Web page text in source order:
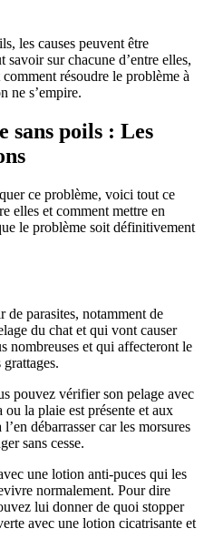
les causes peuvent être
sur chacune d’entre elles,
résoudre le problème à
ne s’empire.
sans poils : Les
ce problème, voici tout ce
elles et comment mettre en
le problème soit définitivement
de parasites, notamment de
du chat et qui vont causer
nombreuses et qui affecteront le
pouvez vérifier son pelage avec
la plaie est présente et aux
débarrasser car les morsures
sans cesse.
une lotion anti-puces qui les
normalement. Pour dire
lui donner de quoi stopper
avec une lotion cicatrisante et